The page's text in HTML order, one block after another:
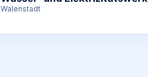
Walenstadt